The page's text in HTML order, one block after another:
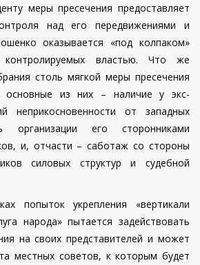
меры пресечения предоставляет
над его передвижениями и
оказывается «под колпаком»
контролируемых властью. Что же
столь мягкой меры пресечения
из них – наличие у экс-
неприкосновенности от западных
организации его сторонниками
и, отчасти – саботаж со стороны
силовых структур и судебной
попыток укрепления «вертикали
народа» пытается задействовать
на своих представителей и может
местных советов, к которым будет